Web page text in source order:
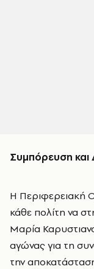
Συμπόρευση και
Η Περιφερειακή
κάθε πολίτη να
Μαρία
αγώνας για τη
την